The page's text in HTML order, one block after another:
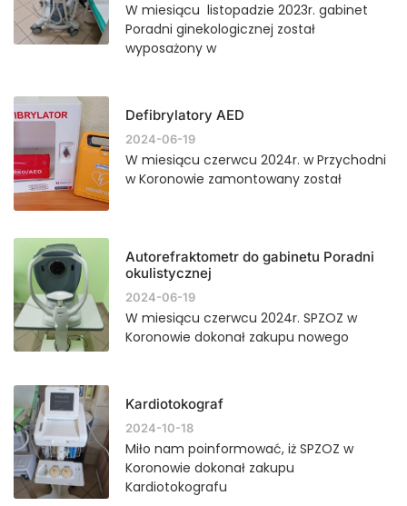
W miesiącu listopadzie 2023r. gabinet
Poradni ginekologicznej został
wyposażony w
Defibrylatory AED
2024-06-19
W miesiącu czerwcu 2024r. w Przychodni
w Koronowie zamontowany został
Autorefraktometr do gabinetu Poradni
okulistycznej
2024-06-19
W miesiącu czerwcu 2024r. SPZOZ w
Koronowie dokonał zakupu nowego
Kardiotokograf
2024-10-18
Miło nam poinformować, iż SPZOZ w
Koronowie dokonał zakupu
Kardiotokografu